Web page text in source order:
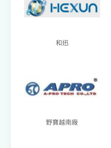
和迅
野寶越南廠